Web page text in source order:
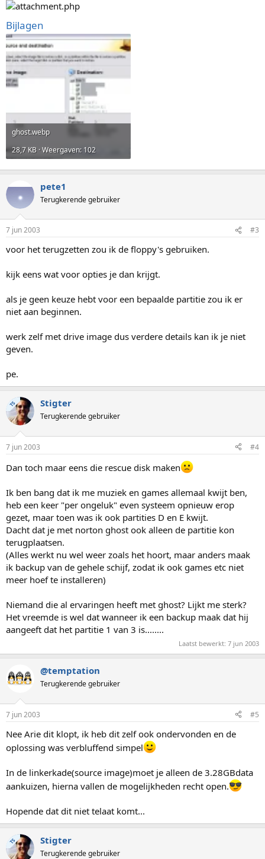
Bijlagen
ghost.webp
28,7 KB · Weergaven: 102
pete1
Terugkerende gebruiker
7 jun 2003 #3
voor het terugzetten zou ik de floppy's gebruiken.
kijk eens wat voor opties je dan krijgt.
als je geen keuze hebt voor een bepaalde partitie zou ik er
niet aan beginnen.
werk zelf met drive image dus verdere details kan ik je niet
geven.
pe.
TS Stigter
Terugkerende gebruiker
7 jun 2003 #4
Dan toch maar eens die rescue disk maken
Ik ben bang dat ik me muziek en games allemaal kwijt ben,
heb een keer "per ongeluk" even systeem opnieuw erop
gezet, maar toen was ik ook partities D en E kwijt.
Dacht dat je met norton ghost ook alleen de partitie kon
terugplaatsen.
(Alles werkt nu wel weer zoals het hoort, maar anders maak
ik backup van de gehele schijf, zodat ik ook games etc niet
meer hoef te installeren)
Niemand die al ervaringen heeft met ghost? Lijkt me sterk?
Het vreemde is wel dat wanneer ik een backup maak dat hij
aangeeft dat het partitie 1 van 3 is........
Laatst bewerkt: 7 jun 2003
@temptation
Terugkerende gebruiker
7 jun 2003 #5
Nee Arie dit klopt, ik heb dit zelf ook ondervonden en de
oplossing was verbluffend simpel
In de linkerkade(source image)moet je alleen de 3.28GBdata
aankuizen, hierna vallen de mogelijkheden recht open.
Hopende dat dit niet telaat komt...
TS Stigter
Terugkerende gebruiker